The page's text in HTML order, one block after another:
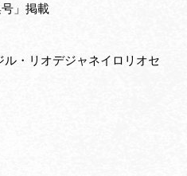
」掲載
ル・リオデジャネイロリオセ